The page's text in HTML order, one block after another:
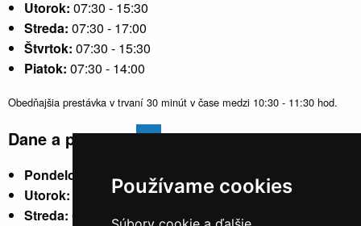
Používame cookies
Utorok: 07:30 - 15:30
Streda: 07:30 - 17:00
Štvrtok: 07:30 - 15:30
Piatok: 07:30 - 14:00
Obedňajšia prestávka v trvaní 30 minút v čase medzi 10:30 - 11:30 hod.
Dane a poplatky
Pondelok:
07:30 - 15:30
Utorok:
nestránkový
Streda: 07:30 - 17:00